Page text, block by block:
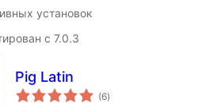
установок
с 7.0.3
Pig Latin
(6общий
рейтинг
)